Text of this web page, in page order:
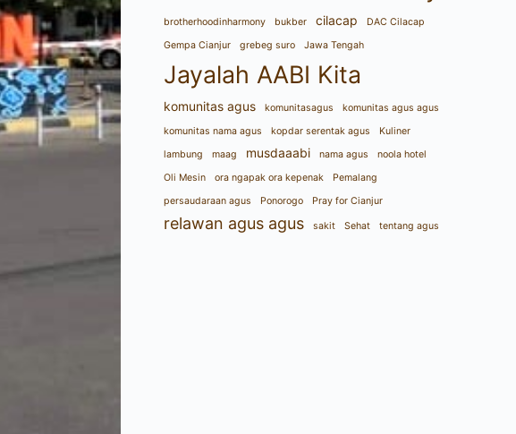
brotherhoodinharmony bukber cilacap
DAC Cilacap
Gempa Cianjur
grebeg suro Jawa Tengah
Jayalah AABI Kita
komunitas agus komunitasagus
komunitas agus agus
komunitas nama agus
kopdar serentak agus
Kuliner
lambung
maag musdaaabi nama agus
noola hotel
Oli Mesin
ora ngapak ora kepenak
Pemalang
persaudaraan agus
Ponorogo Pray for Cianjur
relawan agus agus sakit Sehat tentang agus